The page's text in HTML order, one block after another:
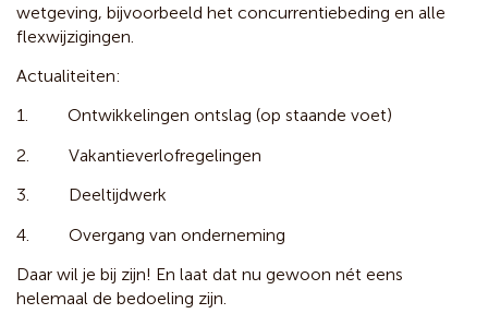
wetgeving, bijvoorbeeld het concurrentiebeding en alle
flexwijzigingen.
Actualiteiten:
1. Ontwikkelingen ontslag (op staande voet)
2. Vakantieverlofregelingen
3. Deeltijdwerk
4. Overgang van onderneming
Daar wil je bij zijn! En laat dat nu gewoon nét eens
helemaal de bedoeling zijn.